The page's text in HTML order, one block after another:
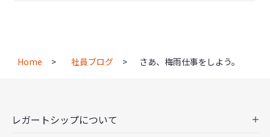
Home 社員ブログ さあ、梅雨仕事をしよう。
レガートシップについて